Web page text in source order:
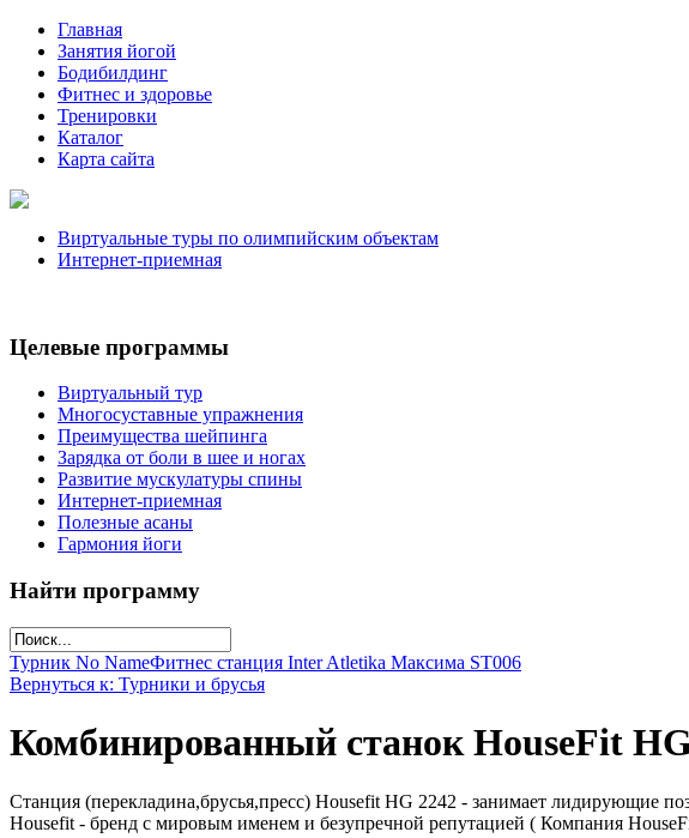
Главная
Занятия йогой
Бодибилдинг
Фитнес и здоровье
Тренировки
Каталог
Карта сайта
Виртуальные туры по олимпийским объектам
Интернет-приемная
Целевые программы
Виртуальный тур
Многосуставные упражнения
Преимущества шейпинга
Зарядка от боли в шее и ногах
Развитие мускулатуры спины
Интернет-приемная
Полезные асаны
Гармония йоги
Найти программу
Турник No NameФитнес станция Inter Atletika Максима SТ006
Вернуться к: Турники и брусья
Комбинированный станок HouseFit
Станция (перекладина,брусья,пресс) Housefit HG 2242 - занимает лидирующие
Housefit - бренд с мировым именем и безупречной репутацией ( Компания